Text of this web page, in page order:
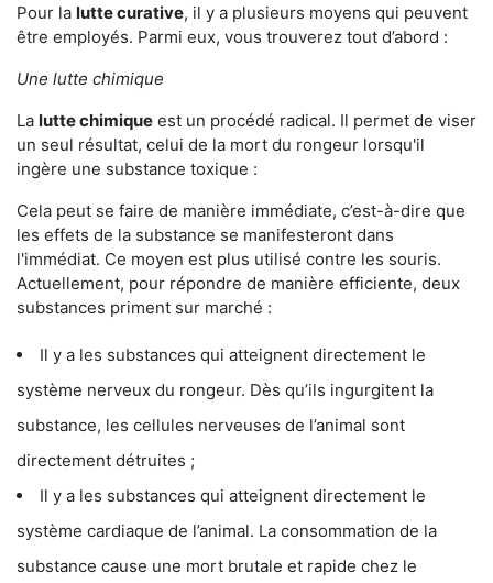
Pour la lutte curative, il y a plusieurs moyens qui peuvent
être employés. Parmi eux, vous trouverez tout d’abord :
Une lutte chimique
La lutte chimique est un procédé radical. Il permet de viser
un seul résultat, celui de la mort du rongeur lorsqu'il
ingère une substance toxique :
Cela peut se faire de manière immédiate, c’est-à-dire que
les effets de la substance se manifesteront dans
l'immédiat. Ce moyen est plus utilisé contre les souris.
Actuellement, pour répondre de manière efficiente, deux
substances priment sur marché :
Il y a les substances qui atteignent directement le
système nerveux du rongeur. Dès qu’ils ingurgitent la
substance, les cellules nerveuses de l’animal sont
directement détruites ;
Il y a les substances qui atteignent directement le
système cardiaque de l’animal. La consommation de la
substance cause une mort brutale et rapide chez le